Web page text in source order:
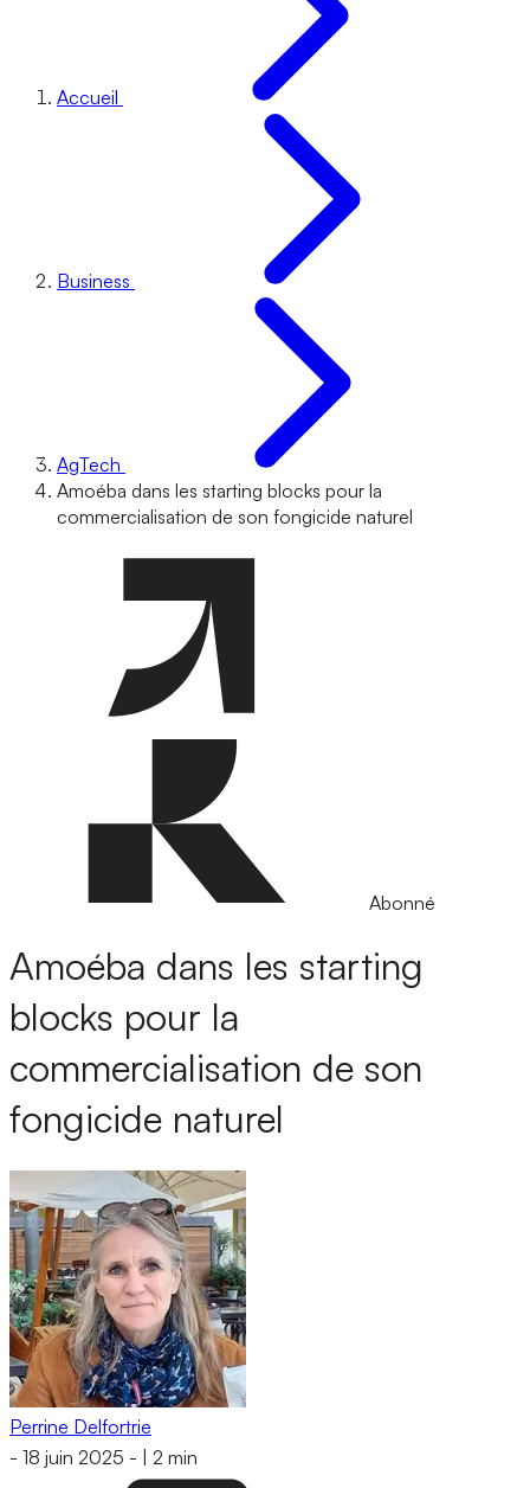
Accueil
Business
AgTech
Amoéba dans les starting blocks pour la
commercialisation de son fongicide naturel
Abonné
Amoéba dans les starting
blocks pour la
commercialisation de son
fongicide naturel
Perrine Delfortrie
- 18 juin 2025 - 2 min